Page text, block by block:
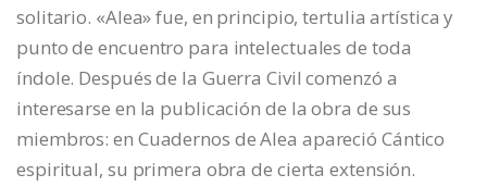
solitario. «Alea» fue, en principio, tertulia artística y
punto de encuentro para intelectuales de toda
índole. Después de la Guerra Civil comenzó a
interesarse en la publicación de la obra de sus
miembros: en Cuadernos de Alea apareció Cántico
espiritual, su primera obra de cierta extensión.